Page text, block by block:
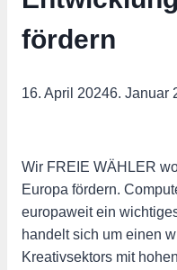
fördern
16. April 20246. Januar
Wir FREIE WÄHLER
Europa fördern.
europaweit ein
handelt sich um einen
Kreativsektors mit